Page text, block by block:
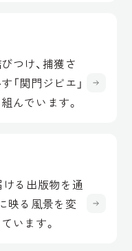
つけ、捕獲さ
「関門ジビエ」
んでいます。
ける出版物を通
映る風景を変
います。